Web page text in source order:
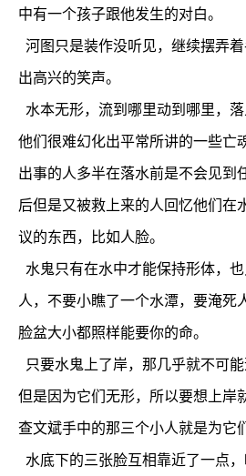
中有一个孩子跟他发生的对白。
河图只是装作没听见，继续摆弄
出高兴的笑声。
水本无形，流到哪里动到哪里，落
他们很难幻化出平常所讲的一些亡
出事的人多半在落水前是不会见到
后但是又被救上来的人回忆他们在
议的东西，比如人脸。
水鬼只有在水中才能保持形体，
人，不要小瞧了一个水潭，要淹死
脸盆大小都照样能要你的命。
只要水鬼上了岸，那几乎就不可
但是因为它们无形，所以要想上岸
查文斌手中的那三个小人就是为它
水底下的三张脸互相靠近了一点